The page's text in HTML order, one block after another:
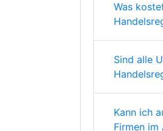
Was
Sind alle
Kann ich
Firmen im